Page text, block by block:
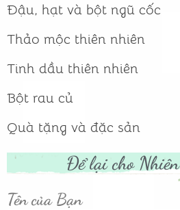
Đậu, hạt và bột ngũ cốc
Thảo mộc thiên nhiên
Tinh dầu thiên nhiên
Bột rau củ
Quà tặng và đặc sản
Để lại cho Nhiên
Tên của Bạn